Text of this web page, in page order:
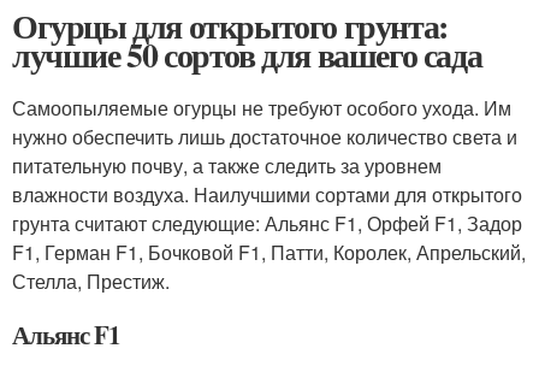
Огурцы для открытого грунта:
лучшие 50 сортов для вашего сада
Самоопыляемые огурцы не требуют особого ухода. Им
нужно обеспечить лишь достаточное количество света и
питательную почву, а также следить за уровнем
влажности воздуха. Наилучшими сортами для открытого
грунта считают следующие: Альянс F1, Орфей F1, Задор
F1, Герман F1, Бочковой F1, Патти, Королек, Апрельский,
Стелла, Престиж.
Альянс F1